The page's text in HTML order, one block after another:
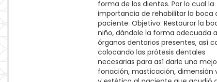
forma de los dientes. Por lo cual la
importancia de rehabilitar la boca
paciente. Objetivo: Restaurar la
niño, dándole la forma adecuada
órganos dentarios presentes, así
colocando las prótesis dentales
necesarias para así darle una
fonación, masticación, dimensión